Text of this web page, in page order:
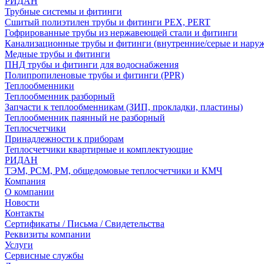
Трубные системы и фитинги
Сшитый полиэтилен трубы и фитинги PEX, PERT
Гофрированные трубы из нержавеющей стали и фитинги
Канализационные трубы и фитинги (внутренние/серые и
Медные трубы и фитинги
ПНД трубы и фитинги для водоснабжения
Полипропиленовые трубы и фитинги (PPR)
Теплообменники
Теплообменник разборный
Запчасти к теплообменникам (ЗИП, прокладки, пластины)
Теплообменник паянный не разборный
Теплосчетчики
Принадлежности к приборам
Теплосчетчики квартирные и комплектующие
РИДАН
ТЭМ, РСМ, РМ, общедомовые теплосчетчики и КМЧ
Компания
О компании
Новости
Контакты
Сертификаты / Письма / Свидетельства
Реквизиты компании
Услуги
Сервисные службы